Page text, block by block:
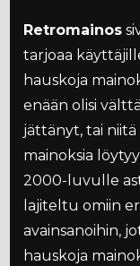
Retromainos
tarjoaa
hauskoja
enään olisi
jättänyt, tai niitä
mainoksia
2000-luvulle
lajiteltu omiin
avainsanoihin,
hauskoja